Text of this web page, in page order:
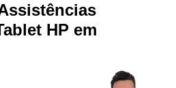
HP em